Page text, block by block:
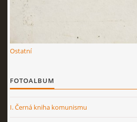
Ostatní
FOTOALBUM
I. Černá kniha komunismu